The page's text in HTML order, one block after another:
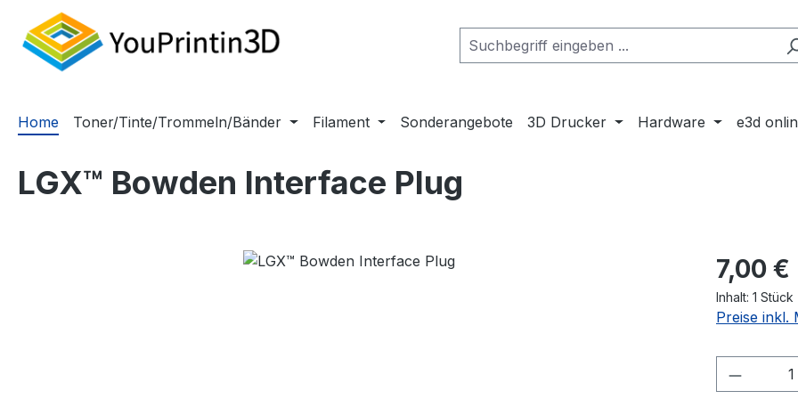
Hauptinhalt springen
Zur Suche springen
Zur Hauptnavigation springen
Home Toner/Tinte/Trommeln/Bänder Filament Sonderangebote 3D Drucker Hardware e3d
LGX™ Bowden Interface Plug
Regulärer
7,00 €
Inhalt: 1 Stück
Preise inkl.